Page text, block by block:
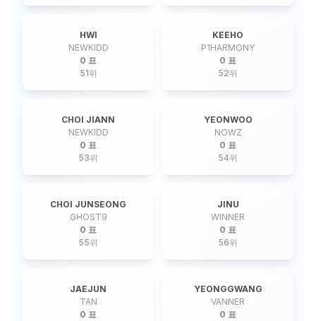
HWI
NEWKIDD
0 표
51위
KEEHO
P1HARMONY
0 표
52위
CHOI JIANN
NEWKIDD
0 표
53위
YEONWOO
NOWZ
0 표
54위
CHOI JUNSEONG
GHOST9
0 표
55위
JINU
WINNER
0 표
56위
JAEJUN
TAN
0 표
YEONGGWANG
VANNER
0 표